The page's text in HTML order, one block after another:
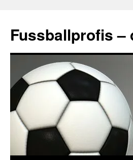
Fussballprofis –